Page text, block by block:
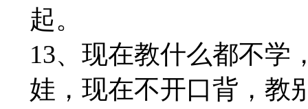
起。
13、现在教什么都不学
娃，现在不开口背，教